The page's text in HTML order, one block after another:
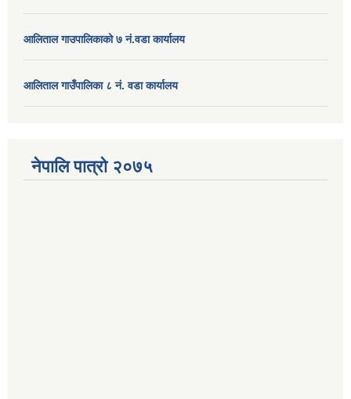
आलिताल गाउपालिकाको ७ नं.वडा कार्यालय
आलिताल गाउँपालिका ८ नं. वडा कार्यालय
नेपालि पात्रो २०७५